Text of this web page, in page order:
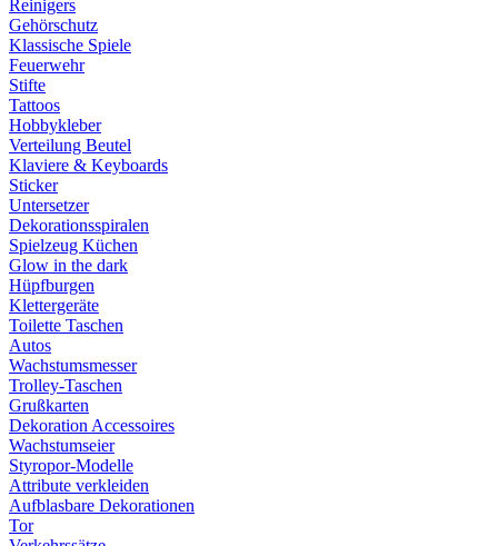
Reinigers
Gehörschutz
Klassische Spiele
Feuerwehr
Stifte
Tattoos
Hobbykleber
Verteilung Beutel
Klaviere & Keyboards
Sticker
Untersetzer
Dekorationsspiralen
Spielzeug Küchen
Glow in the dark
Hüpfburgen
Klettergeräte
Toilette Taschen
Autos
Wachstumsmesser
Trolley-Taschen
Grußkarten
Dekoration Accessoires
Wachstumseier
Styropor-Modelle
Attribute verkleiden
Aufblasbare Dekorationen
Tor